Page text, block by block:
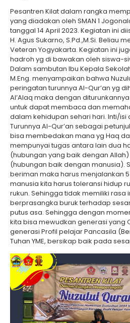
Pesantren Kilat dalam rangka
yang diadakan oleh SMAN 1
tanggal 14 April 2023. Kegiatan ini
H. Agus Sukarno, S.Pd.,M.Si. Beliau
Veteran Yogyakarta. Kegiatan ini
hadroh yg di bawakan oleh siswa-
Dalam sambutan Ibu Kepala
M.Eng. menyampaikan bahwa
peringatan turunnya Al-Qur’an yg
Al’Alaq maka dengan
untuk dapat membaca dan
dalam kehidupan sehari hari. Inti/isi
Turunnya Al-Qur’an sebagai
bisa membedakan mana yg Haq
mempunyai tugas antara lain dua
(hubungan yang baik dengan
(hubungan baik dengan manusia).
beriman maka harus menjalankan
manusia kita harus toleransi hidup
rukun. Sehingga tidak memiliki rasa
berprasangka buruk terhadap
putus asa. Sehingga dengan
kita bisa mewudkan generasi yang
generasi Profil pelajar Pancasila
Tuhan YME, bersikap baik pada